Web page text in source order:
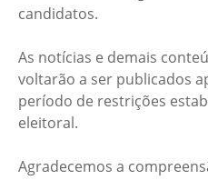
candidatos.
As notícias e demais
voltarão a ser publicados
período de restrições
eleitoral.
Agradecemos a